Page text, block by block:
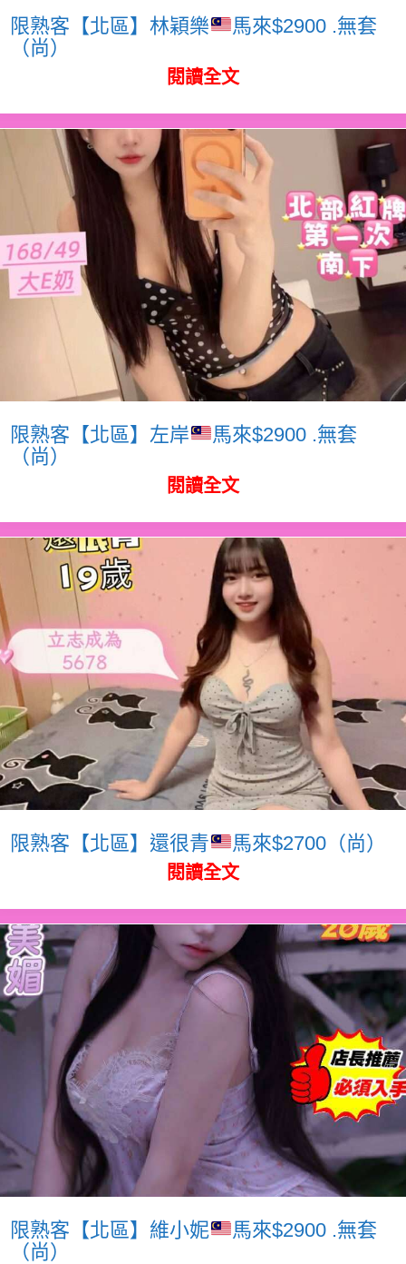
限熟客【北區】林穎樂
馬來$2900 .無套
（尚）
閱讀全文
限熟客【北區】左岸
馬來$2900 .無套
（尚）
閱讀全文
限熟客【北區】還很青 馬來$2700（尚）
閱讀全文
限熟客【北區】維小妮
馬來$2900 .無套
（尚）